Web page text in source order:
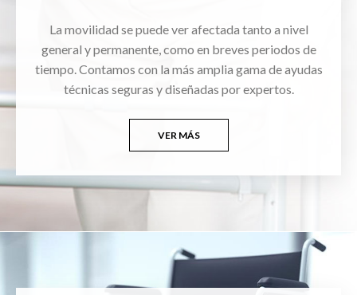
La movilidad se puede ver afectada tanto a nivel
general y permanente, como en breves periodos de
tiempo. Contamos con la más amplia gama de ayudas
técnicas seguras y diseñadas por expertos.
VER MÁS